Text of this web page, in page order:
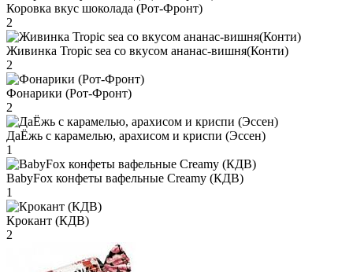
Коровка вкус шоколада (Рот-Фронт)
2
Живинка Tropic sea со вкусом ананас-вишня(Конти)
2
Фонарики (Рот-Фронт)
2
ДаЁжь с карамелью, арахисом и криспи (Эссен)
1
BabyFox конфеты вафельные Creamy (КДВ)
1
Крокант (КДВ)
2